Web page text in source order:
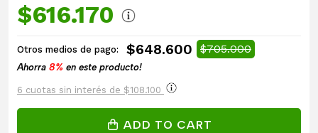
$616.170
Otros medios de pago: $648.600 $705.000
Ahorra 8% en este producto!
6 cuotas sin interés de $108.100
ADD TO CART